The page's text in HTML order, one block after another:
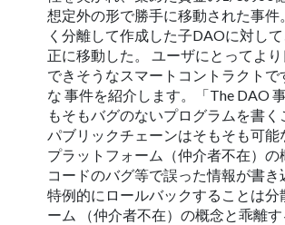
想定外の形で勝⼿に移動された事件
く分離して作成した⼦DAOに対し
正に移動した。 ユーザにとってよ
できそうなスマートコントラクトで
な 事件を紹介します。「The DAO
もそもバグのないプログラムを書
パブリックチェーンはそもそも可能
プラットフォーム（仲介者不在）
コードのバグ等で誤った情報が書き
特例的にロールバックすることは分
ーム （仲介者不在）の概念と乖離